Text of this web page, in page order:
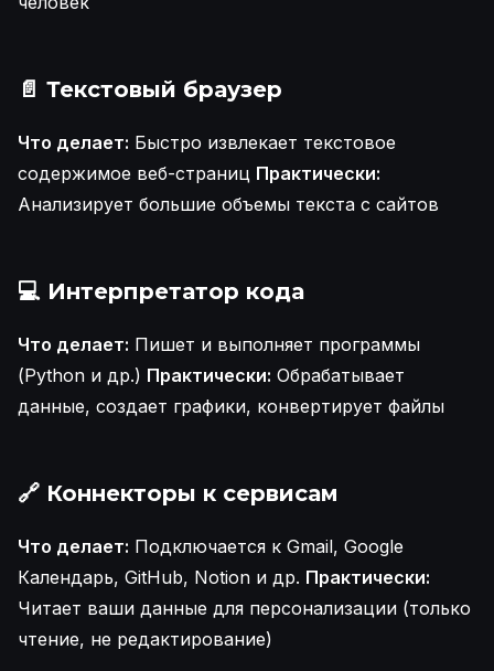
📄 Текстовый браузер
Что делает: Быстро извлекает текстовое
содержимое веб-страниц Практически:
Анализирует большие объемы текста с сайтов
💻 Интерпретатор кода
Что делает: Пишет и выполняет программы
(Python и др.) Практически: Обрабатывает
данные, создает графики, конвертирует файлы
🔗 Коннекторы к сервисам
Что делает: Подключается к Gmail, Google
Календарь, GitHub, Notion и др. Практически:
Читает ваши данные для персонализации (только
чтение, не редактирование)